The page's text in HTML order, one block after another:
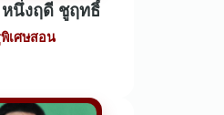
หนึ่งฤดี ชูฤทธิ์
เศษสอน